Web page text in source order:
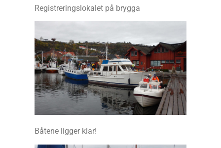
Registreringslokalet på brygga
Båtene ligger klar!